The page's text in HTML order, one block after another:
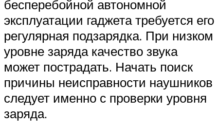
бесперебойной автономной
эксплуатации гаджета требуется его
регулярная подзарядка. При низком
уровне заряда качество звука
может пострадать. Начать поиск
причины неисправности наушников
следует именно с проверки уровня
заряда.